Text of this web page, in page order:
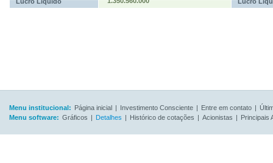
Menu institucional: Página inicial | Investimento Consciente | Entre em contato |
Menu software: Gráficos | Detalhes | Histórico de cotações | Acionistas | Principais